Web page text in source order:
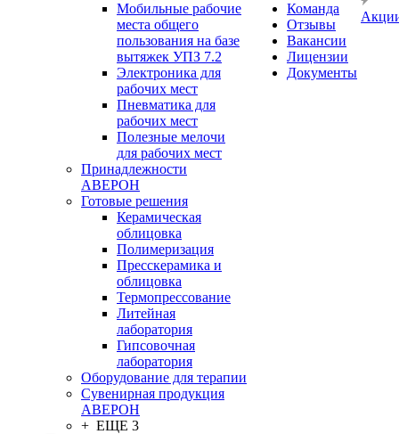
Мобильные рабочие
места общего
пользования на базе
вытяжек УПЗ 7.2
Электроника для
рабочих мест
Пневматика для
рабочих мест
Полезные мелочи
для рабочих мест
Принадлежности
АВЕРОН
Готовые решения
Керамическая
облицовка
Полимеризация
Пресскерамика и
облицовка
Термопрессование
Литейная
лаборатория
Гипсовочная
лаборатория
Оборудование для терапии
Сувенирная продукция
АВЕРОН
+ ЕЩЕ 3
Команда
Отзывы
Вакансии
Лицензии
Документы